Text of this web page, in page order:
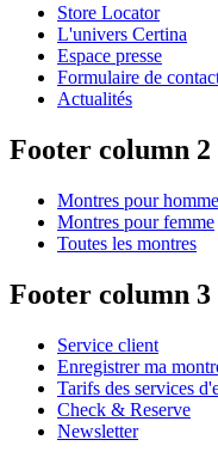
Store Locator
L'univers Certina
Espace presse
Formulaire de
Actualités
Footer column 2
Montres pour homme
Montres pour femme
Toutes les montres
Footer column 3
Service client
Enregistrer ma
Tarifs des services
Check & Reserve
Newsletter